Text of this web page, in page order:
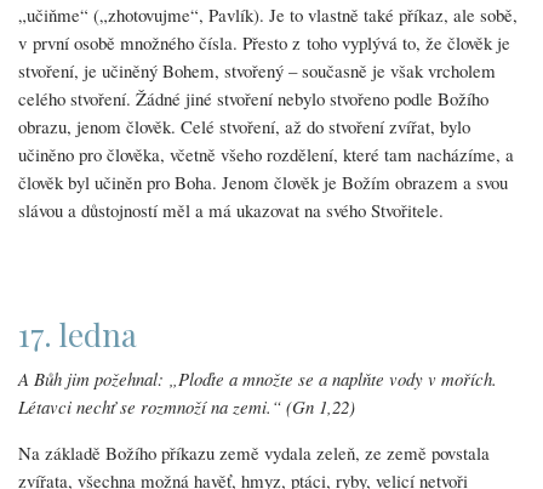
„učiňme“ („zhotovujme“, Pavlík). Je to vlastně také příkaz, ale sobě,
v první osobě množného čísla. Přesto z toho vyplývá to, že člověk je
stvoření, je učiněný Bohem, stvořený – současně je však vrcholem
celého stvoření. Žádné jiné stvoření nebylo stvořeno podle Božího
obrazu, jenom člověk. Celé stvoření, až do stvoření zvířat, bylo
učiněno pro člověka, včetně všeho rozdělení, které tam nacházíme, a
člověk byl učiněn pro Boha. Jenom člověk je Božím obrazem a svou
slávou a důstojností měl a má ukazovat na svého Stvořitele.
17. ledna
A Bůh jim požehnal: „Ploďte a množte se a naplňte vody v mořích.
Létavci nechť se rozmnoží na zemi.“ (Gn 1,22)
Na základě Božího příkazu země vydala zeleň, ze země povstala
zvířata, všechna možná havěť, hmyz, ptáci, ryby, velicí netvoři